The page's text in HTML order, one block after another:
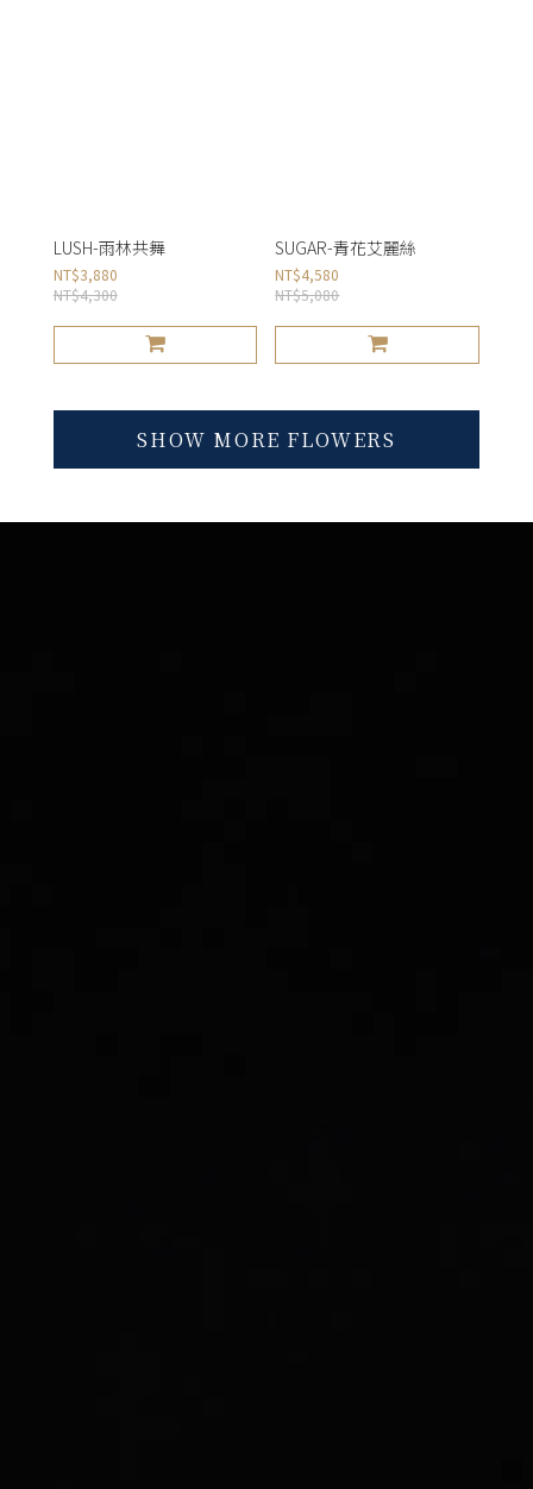
LUSH-雨林共舞
NT$3,880
NT$4,300
SUGAR-青花艾麗絲
NT$4,580
NT$5,080